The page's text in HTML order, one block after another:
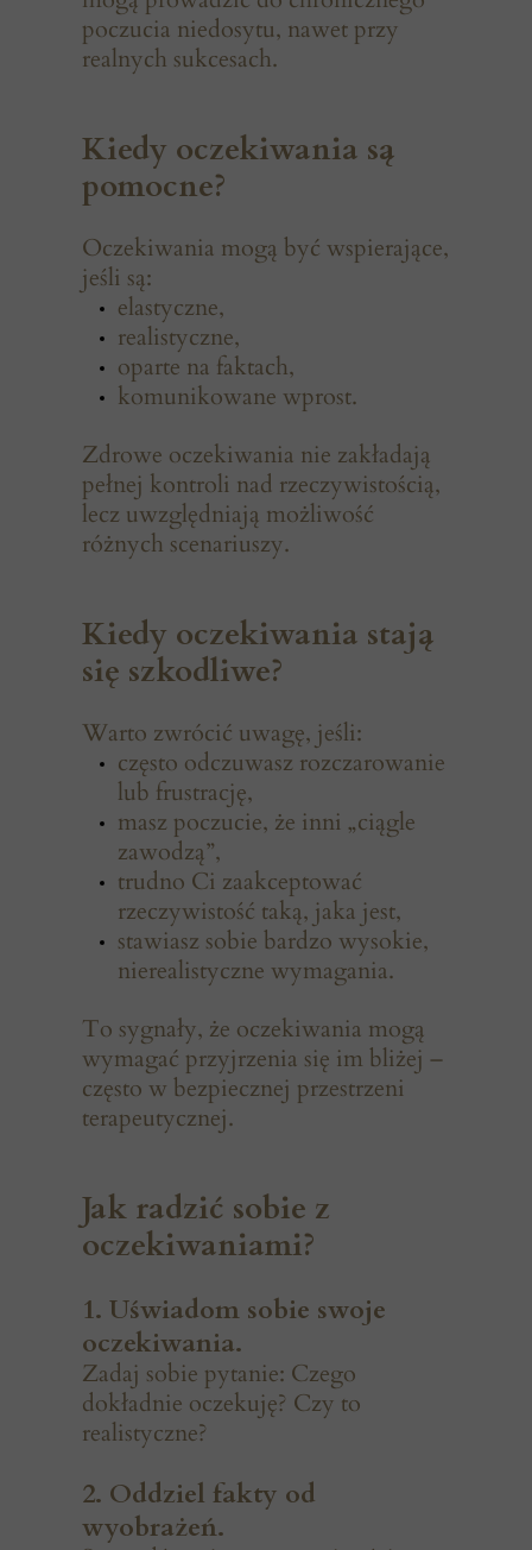
poczucia niedosytu, nawet przy
realnych sukcesach.
Kiedy oczekiwania są
pomocne?
Oczekiwania mogą być wspierające,
jeśli są:
elastyczne,
realistyczne,
oparte na faktach,
komunikowane wprost.
Zdrowe oczekiwania nie zakładają
pełnej kontroli nad rzeczywistością,
lecz uwzględniają możliwość
różnych scenariuszy.
Kiedy oczekiwania stają
się szkodliwe?
Warto zwrócić uwagę, jeśli:
często odczuwasz rozczarowanie
lub frustrację,
masz poczucie, że inni „ciągle
zawodzą”,
trudno Ci zaakceptować
rzeczywistość taką, jaka jest,
stawiasz sobie bardzo wysokie,
nierealistyczne wymagania.
To sygnały, że oczekiwania mogą
wymagać przyjrzenia się im bliżej –
często w bezpiecznej przestrzeni
terapeutycznej.
Jak radzić sobie z
oczekiwaniami?
1. Uświadom sobie swoje
oczekiwania.
Zadaj sobie pytanie: Czego
dokładnie oczekuję? Czy to
realistyczne?
2. Oddziel fakty od
wyobrażeń.